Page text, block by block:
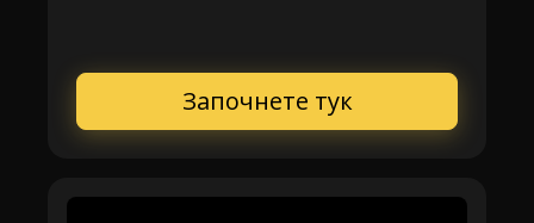
Започнете тук